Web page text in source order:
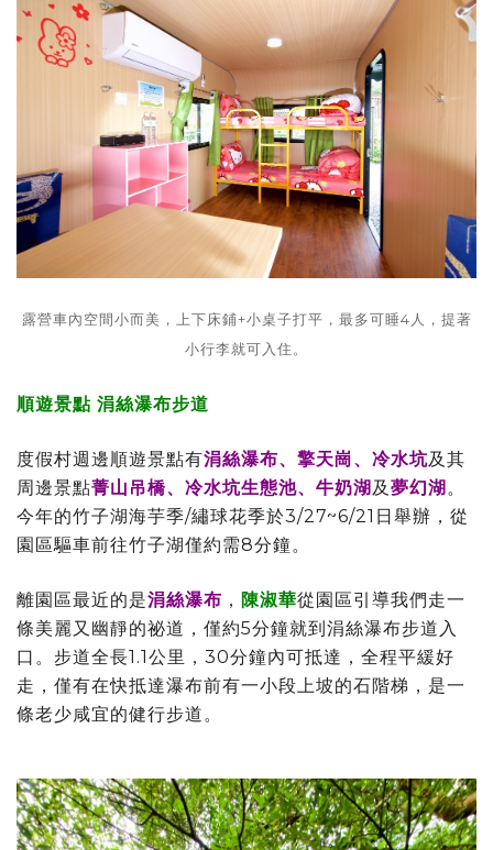
露營車內空間小而美，上下床鋪+小桌子打平，最多可睡4人，提著
小行李就可入住。
順遊景點 涓絲瀑布步道
度假村週邊順遊景點有涓絲瀑布、擎天崗、冷水坑及其
周邊景點菁山吊橋、冷水坑生態池、牛奶湖及 夢幻湖。
今年的竹子湖海芋季/繡球花季於3/27~6/21日舉辦，從
園區驅車前往竹子湖僅約需8分鐘。
離園區最近的是涓絲瀑布 ， 陳淑華從園區引導我們走一
條美麗又幽靜的祕道，僅約5分鐘就到涓絲瀑布步道入
口。步道全長1.1公里，30分鐘內可抵達，全程平緩好
走，僅有在快抵達瀑布前有一小段上坡的石階梯，是一
條老少咸宜的健行步道。